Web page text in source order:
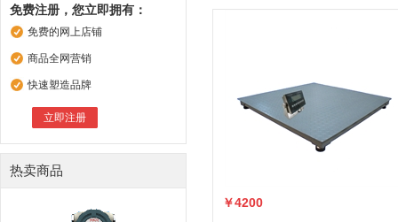
免费注册，您立即拥有：
免费的网上店铺
商品全网营销
快速塑造品牌
立即注册
热卖商品
￥4200